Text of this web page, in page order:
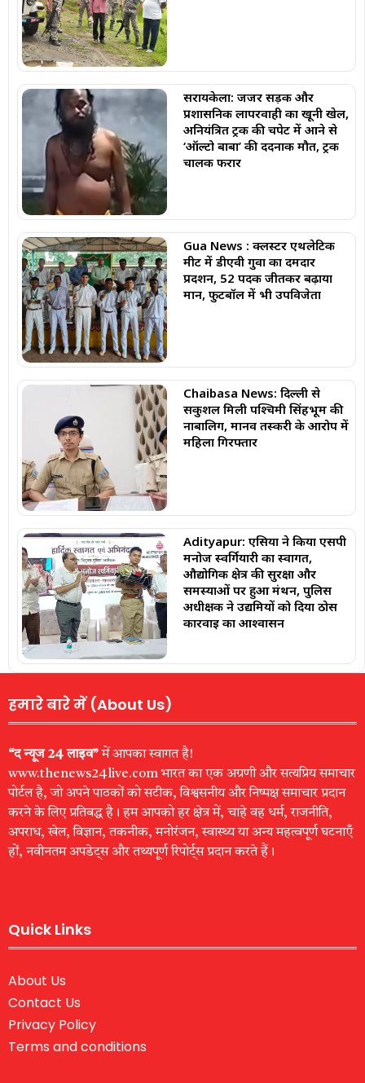
सरायकेला: जर्जर सड़क और
प्रशासनिक लापरवाही का खूनी खेल,
अनियंत्रित ट्रक की चपेट में आने से
‘ऑल्टो बाबा’ की दर्दनाक मौत, ट्रक
चालक फरार
Gua News : क्लस्टर एथलेटिक
मीट में डीएवी गुवा का दमदार
प्रदर्शन, 52 पदक जीतकर बढ़ाया
मान, फुटबॉल में भी उपविजेता
Chaibasa News: दिल्ली से
सकुशल मिली पश्चिमी सिंहभूम की
नाबालिग, मानव तस्करी के आरोप में
महिला गिरफ्तार
Adityapur: एसिया ने किया एसपी
मनोज स्वर्गियारी का स्वागत,
औद्योगिक क्षेत्र की सुरक्षा और
समस्याओं पर हुआ मंथन, पुलिस
अधीक्षक ने उद्यमियों को दिया ठोस
कार्रवाई का आश्वासन
हमारे बारे में (About Us)
“द न्यूज 24 लाइव”में आपका स्वागत है!
www.thenews24live.com भारत का एक अग्रणी और सत्यप्रिय समाचार
पोर्टल है, जो अपने पाठकों को सटीक, विश्वसनीय और निष्पक्ष समाचार प्रदान
करने के लिए प्रतिबद्ध है। हम आपको हर क्षेत्र में, चाहे वह धर्म, राजनीति,
अपराध, खेल, विज्ञान, तकनीक, मनोरंजन, स्वास्थ्य या अन्य महत्वपूर्ण घटनाएँ
हों, नवीनतम अपडेट्स और तथ्यपूर्ण रिपोर्ट्स प्रदान करते हैं।
Quick Links
About Us
Contact Us
Privacy Policy
Terms and conditions